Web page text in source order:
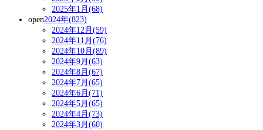
2025年1月(68)
open2024年(823)
2024年12月(59)
2024年11月(76)
2024年10月(89)
2024年9月(63)
2024年8月(67)
2024年7月(65)
2024年6月(71)
2024年5月(65)
2024年4月(73)
2024年3月(60)